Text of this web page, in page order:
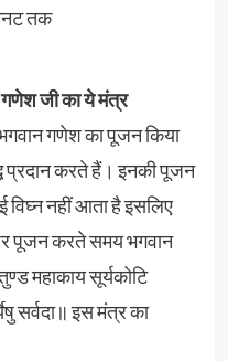
तक
जी का ये मंत्र
गणेश का पूजन किया
प्रदान करते हैं। इनकी पूजन
विघ्न नहीं आता है इसलिए
पर पूजन करते समय भगवान
महाकाय सूर्यकोटि
सर्वदा॥ इस मंत्र का